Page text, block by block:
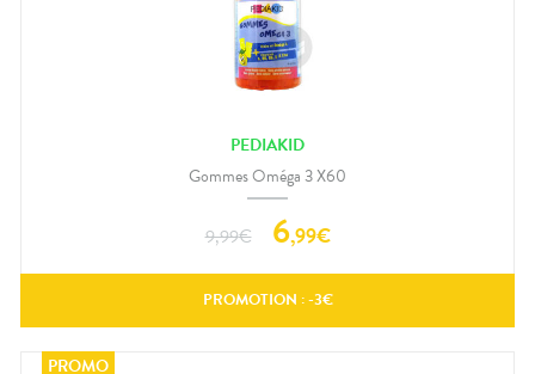
PEDIAKID
Gommes Oméga 3 X60
9,99€ 6,99€
PROMOTION : -3€